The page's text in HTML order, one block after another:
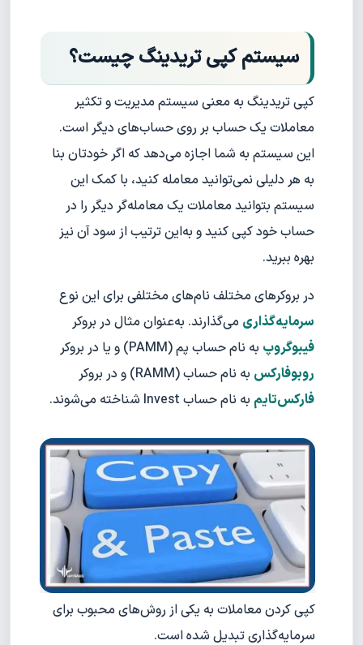
سیستم کپی تریدینگ چیست؟
کپی تریدینگ به معنی سیستم مدیریت و تکثیر
معاملات یک حساب بر روی حساب‌های دیگر است.
این سیستم‌ به شما اجازه می‌دهد که اگر خودتان بنا
به هر دلیلی نمی‌توانید معامله کنید، با کمک این
سیستم بتوانید معاملات یک معامله‌گر دیگر را در
حساب خود کپی کنید و به‌این ترتیب از سود آن‌ نیز
بهره ببرید.
در بروکرهای مختلف نام‌های مختلفی برای این نوع
سرمایه‌گذاری می‌گذارند. به‌عنوان مثال در بروکر
فیبوگروپ به نام حساب پم (PAMM) و یا در بروکر
روبوفارکس به نام حساب (RAMM) و در بروکر
فارکس‌تایم به نام حساب Invest شناخته می‌شوند.
کپی کردن معاملات به یکی از روش‌های محبوب برای
سرمایه‌گذاری تبدیل شده است.